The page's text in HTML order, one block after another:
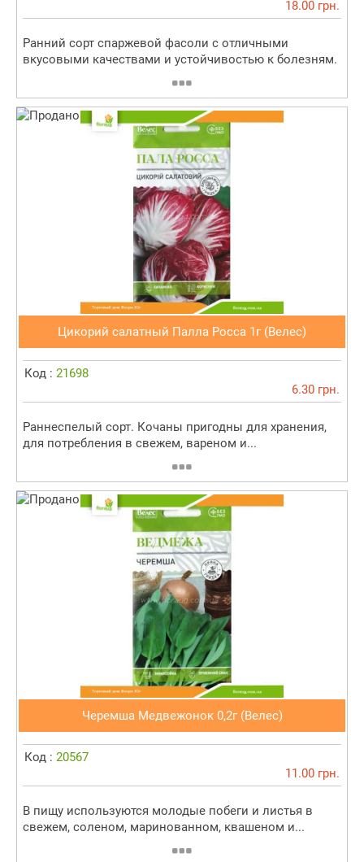
18.00 грн.
Ранний сорт спаржевой фасоли с отличными
вкусовыми качествами и устойчивостью к болезням.
Цикорий салатный Палла Росса 1г (Велес)
Код : 21698
6.30 грн.
Раннеспелый сорт. Кочаны пригодны для хранения,
для потребления в свежем, вареном и...
Черемша Медвежонок 0,2г (Велес)
Код : 20567
11.00 грн.
В пищу используются молодые побеги и листья в
свежем, соленом, маринованном, квашеном и...